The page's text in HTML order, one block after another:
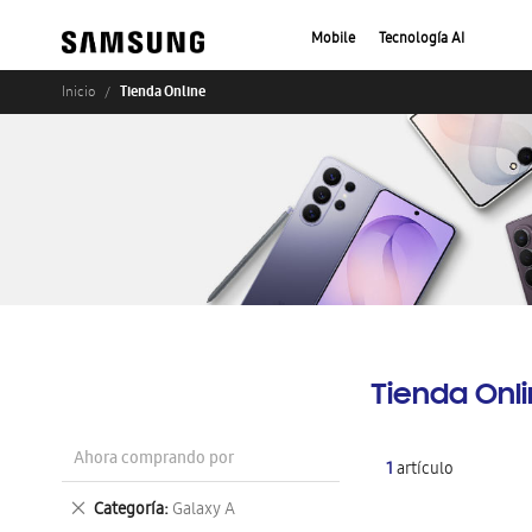
Mobile Tecnología AI
Inicio Tienda Online
Tienda
1artículo
Ahora comprando por
Categoría Galaxy A
Eliminar